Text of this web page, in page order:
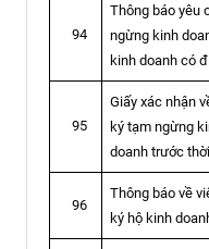
94
Thông báo yêu
ngừng kinh
kinh doanh có
95
Giấy xác nhận
ký tạm ngừng
doanh trước
96
Thông báo về
ký hộ kinh